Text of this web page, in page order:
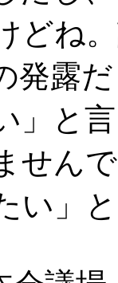
どね
発露
」と
せん
い」